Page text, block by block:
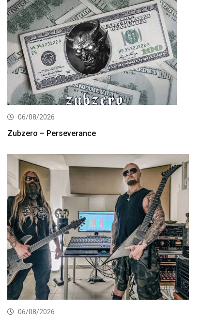
06/08/2026
Zubzero – Perseverance
06/08/2026